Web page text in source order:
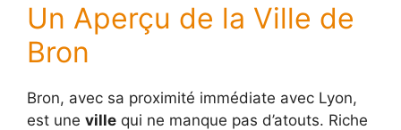
Un Aperçu de la Ville de
Bron
Bron, avec sa proximité immédiate avec Lyon,
est une ville qui ne manque pas d’atouts. Riche